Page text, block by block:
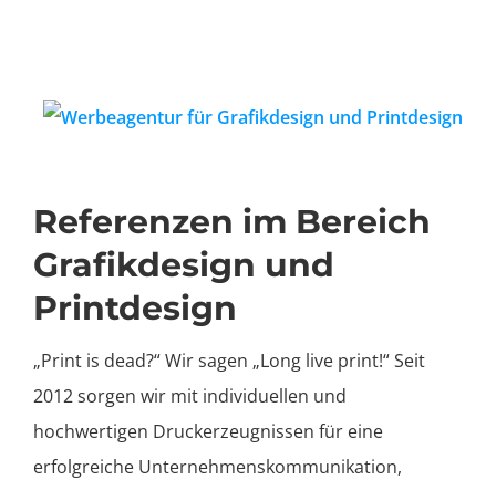
Referenzen im Bereich
Grafikdesign und
Printdesign
„Print is dead?“ Wir sagen „Long live print!“ Seit
2012 sorgen wir mit individuellen und
hochwertigen Druckerzeugnissen für eine
erfolgreiche Unternehmens­kommunikation,